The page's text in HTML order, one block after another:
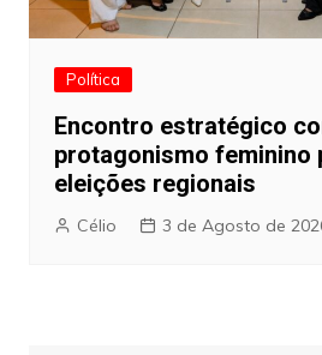
Política
Encontro estratégico
protagonismo feminino
eleições regionais
Célio 3 de Agosto de